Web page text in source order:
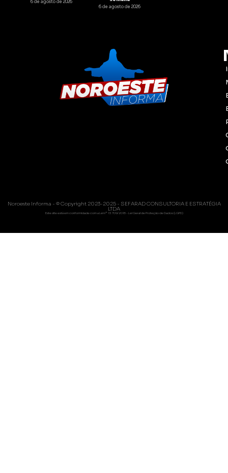
6 de agosto de 2026
6 de agosto de 2026
Noroeste Informa - © Copyright 2023-2025 - SEFARAD CONSULTORIA E ESTRATÉGIA
LTDA
Este site está em conformidade com a Lei nº 13.709/2018 - Lei Geral de Proteção de Dados (LGPD)